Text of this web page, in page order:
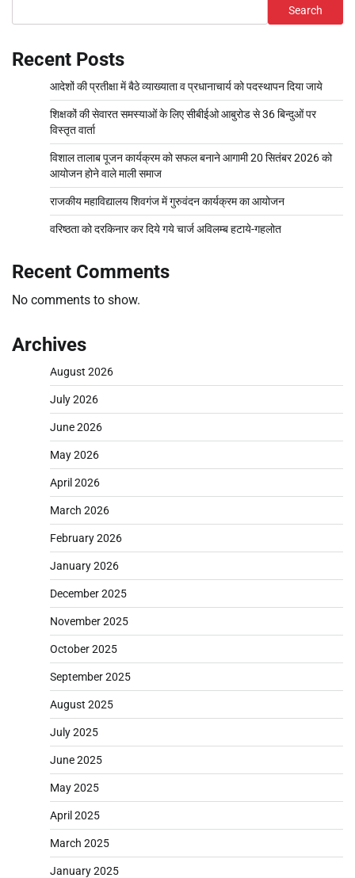
Search
Recent Posts
आदेशों की प्रतीक्षा में बैठे व्याख्याता व प्रधानाचार्य को पदस्थापन दिया जाये
शिक्षकों की सेवारत समस्याओं के लिए सीबीईओ आबुरोड से 36 बिन्दुओं पर
विस्तृत वार्ता
विशाल तालाब पूजन कार्यक्रम को सफल बनाने आगामी 20 सितंबर 2026 को
आयोजन होने वाले माली समाज
राजकीय महाविद्यालय शिवगंज में गुरुवंदन कार्यक्रम का आयोजन
वरिष्ठता को दरकिनार कर दिये गये चार्ज अविलम्ब हटाये-गहलोत
Recent Comments
No comments to show.
Archives
August 2026
July 2026
June 2026
May 2026
April 2026
March 2026
February 2026
January 2026
December 2025
November 2025
October 2025
September 2025
August 2025
July 2025
June 2025
May 2025
April 2025
March 2025
January 2025